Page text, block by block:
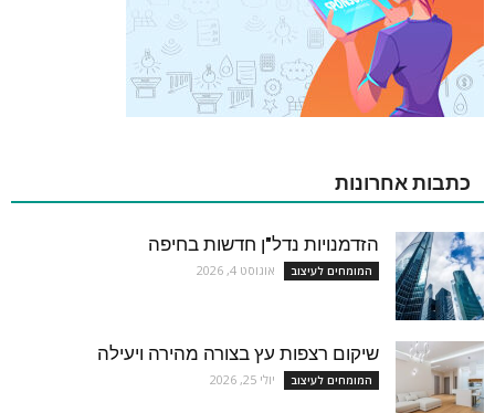
כתבות אחרונות
הזדמנויות נדל"ן חדשות בחיפה
המומחים לעיצוב אוגוסט 4, 2026
שיקום רצפות עץ בצורה מהירה ויעילה
המומחים לעיצוב יולי 25, 2026